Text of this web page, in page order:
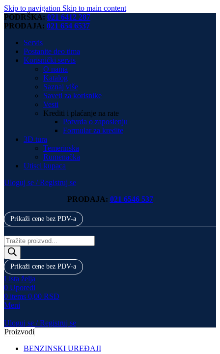
Skip to navigation Skip to main content
PODRŠKA: 021 6412 287
PRODAJA: 021 654 6537
Servis
Postanite deo tima
Korisnički servis
O nama
Katalog
Saznaj više
Saveti za korisnike
Vesti
Krediti i plaćanje na rate
Potvrda o zaposlenju
Formular za kredite
3D tura
Temerinska
Rumenačka
Utisci kupaca
Uloguj se / Registruj se
PRODAJA: 021 6546 537
Prikaži cene bez PDV-a
Products
search
Prikaži cene bez PDV-a
Lista želja
0 Uporedi
0 items 0,00 RSD
Meni
Uloguj se / Registruj se
Proizvodi
BENZINSKI UREĐAJI